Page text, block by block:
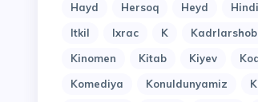
Hayd
Hersoq Heyd
Itkil
Ixrac K
Kinomen
Kitab Kiyev
Komediya
Konuldunyamiz